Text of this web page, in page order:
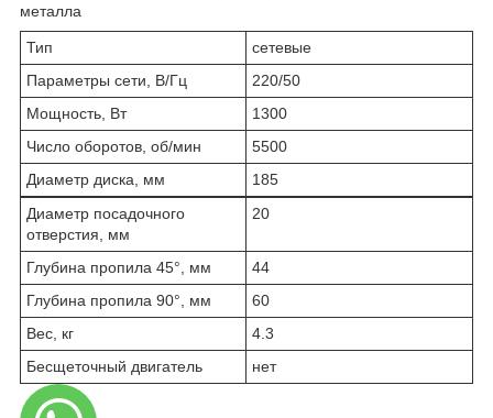
металла
Тип
сетевые
Параметры сети, В/Гц
220/50
Мощность, Вт
1300
Число оборотов, об/мин
5500
Диаметр диска, мм
185
Диаметр посадочного
отверстия, мм
20
Глубина пропила 45°, мм
44
Глубина пропила 90°, мм
60
Вес, кг
4.3
Бесщеточный двигатель
нет